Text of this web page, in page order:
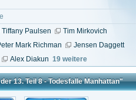
Tiffany Paulsen
Tim Mirkovich
Mark Richman
Jensen Daggett
Alex Diakun 19 weitere
13. Teil 8 - Todesfalle Manhattan"